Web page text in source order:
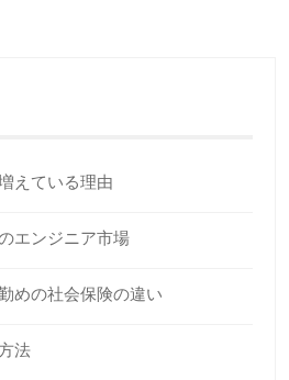
えている理由
エンジニア市場
めの社会保険の違い
法